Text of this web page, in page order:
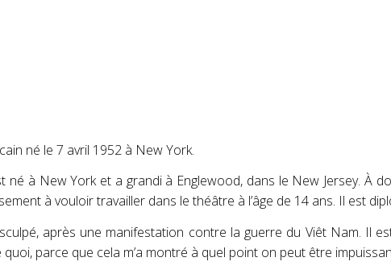
né le 7 avril 1952 à New York.
à New York et a grandi à Englewood, dans le New Jersey. À
à vouloir travailler dans le théâtre à l’âge de 14 ans. Il est
après une manifestation contre la guerre du Viêt Nam. Il
parce que cela m’a montré à quel point on peut être